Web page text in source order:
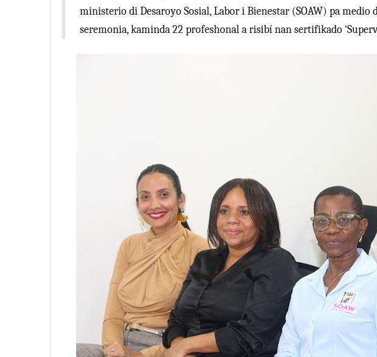
ministerio di Desaroyo Sosial, Labor i Bienestar (SOAW) pa
seremonia, kaminda 22 profeshonal a risibí nan sertifikado